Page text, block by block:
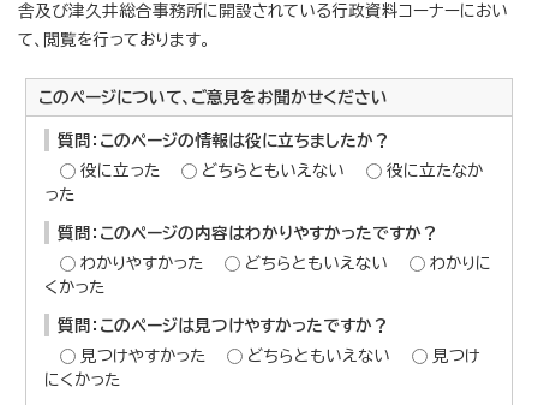
舎及び津久井総合事務所に開設されている行政資料コーナーにおい
て、閲覧を行っております。
このページについて、ご意見をお聞かせください
質問：このページの情報は役に立ちましたか？
役に立った
どちらともいえない
役に立たなか
った
質問：このページの内容はわかりやすかったですか？
わかりやすかった
どちらともいえない
わかりに
くかった
質問：このページは見つけやすかったですか？
見つけやすかった
どちらともいえない
見つけ
にくかった